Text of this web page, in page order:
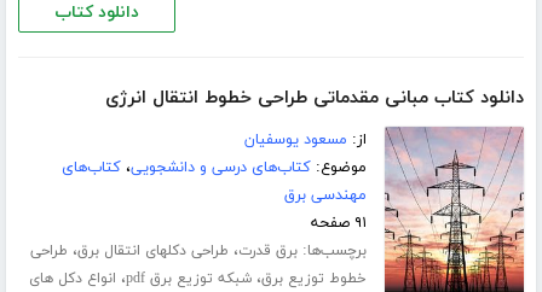
دانلود کتاب
دانلود کتاب مبانی مقدماتی طراحی خطوط انتقال انرژی
از: مسعود یوسفیان
موضوع:کتاب‌های درسی و دانشجویی،کتاب‌های
مهندسی برق
۹۱ صفحه
برچسب‌ها:برق قدرت، طراحی دکلهای انتقال برق، طراحی
خطوط توزیع برق،شبکه توزیع برق pdf ، انواع دکل های